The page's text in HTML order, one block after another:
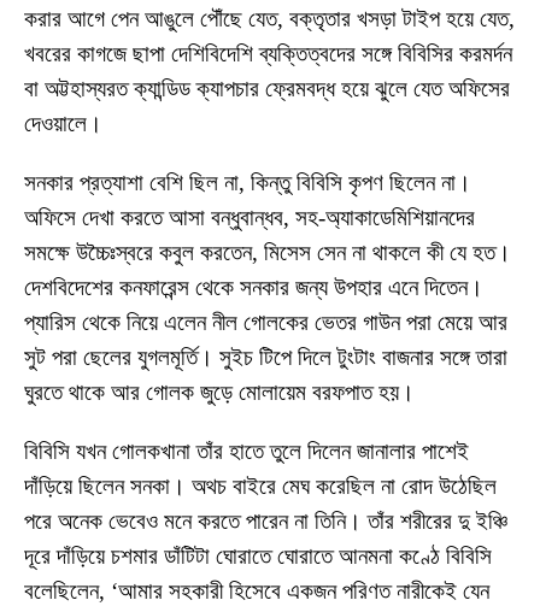
করার আগে পেন আঙুলে পৌঁছে যেত, বক্তৃতার খসড়া টাইপ হয়ে যেত,
খবরের কাগজে ছাপা দেশিবিদেশি ব্যক্তিত্বদের সঙ্গে বিবিসির করমর্দন
বা অট্টহাস্যরত ক্যান্ডিড ক্যাপচার ফ্রেমবদ্ধ হয়ে ঝুলে যেত অফিসের
দেওয়ালে।
সনকার প্রত্যাশা বেশি ছিল না, কিন্তু বিবিসি কৃপণ ছিলেন না।
অফিসে দেখা করতে আসা বন্ধুবান্ধব, সহ-অ্যাকাডেমিশিয়ানদের
সমক্ষে উচ্চৈঃস্বরে কবুল করতেন, মিসেস সেন না থাকলে কী যে হত।
দেশবিদেশের কনফারেন্স থেকে সনকার জন্য উপহার এনে দিতেন।
প্যারিস থেকে নিয়ে এলেন নীল গোলকের ভেতর গাউন পরা মেয়ে আর
সুট পরা ছেলের যুগলমূর্তি। সুইচ টিপে দিলে টুংটাং বাজনার সঙ্গে তারা
ঘুরতে থাকে আর গোলক জুড়ে মোলায়েম বরফপাত হয়।
বিবিসি যখন গোলকখানা তাঁর হাতে তুলে দিলেন জানালার পাশেই
দাঁড়িয়ে ছিলেন সনকা। অথচ বাইরে মেঘ করেছিল না রোদ উঠেছিল
পরে অনেক ভেবেও মনে করতে পারেন না তিনি। তাঁর শরীরের দু ইঞ্চি
দূরে দাঁড়িয়ে চশমার ডাঁটিটা ঘোরাতে ঘোরাতে আনমনা কণ্ঠে বিবিসি
বলেছিলেন, ‘আমার সহকারী হিসেবে একজন পরিণত নারীকেই যেন